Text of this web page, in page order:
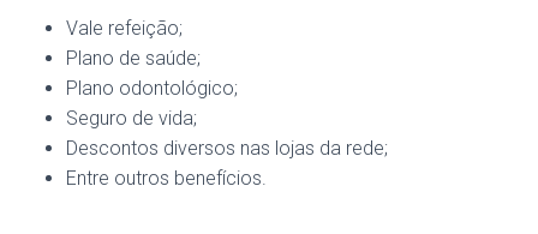
Vale refeição;
Plano de saúde;
Plano odontológico;
Seguro de vida;
Descontos diversos nas lojas da rede;
Entre outros benefícios.